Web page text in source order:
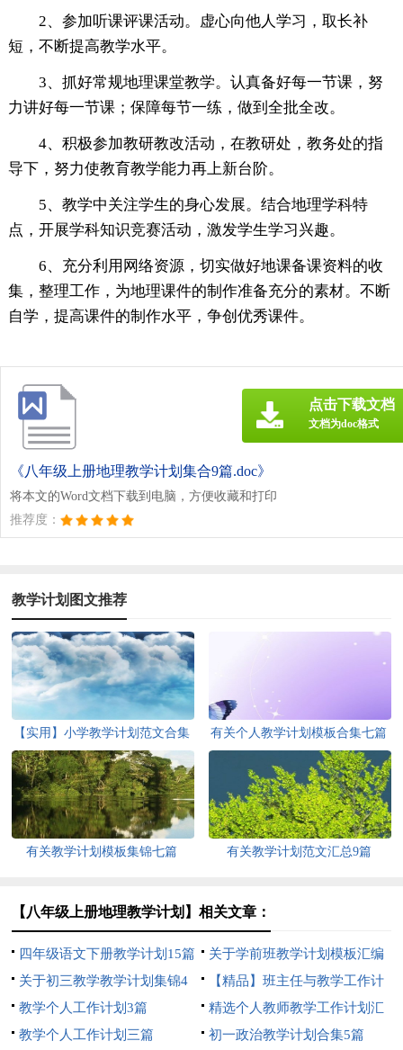
2、参加听课评课活动。虚心向他人学习，取长补
短，不断提高教学水平。
3、抓好常规地理课堂教学。认真备好每一节课，努
力讲好每一节课；保障每节一练，做到全批全改。
4、积极参加教研教改活动，在教研处，教务处的指
导下，努力使教育教学能力再上新台阶。
5、教学中关注学生的身心发展。结合地理学科特
点，开展学科知识竞赛活动，激发学生学习兴趣。
6、充分利用网络资源，切实做好地课备课资料的收
集，整理工作，为地理课件的制作准备充分的素材。不断
自学，提高课件的制作水平，争创优秀课件。
《八年级上册地理教学计划集合9篇.doc》
将本文的Word文档下载到电脑，方便收藏和打印
推荐度：
点击下载文档
文档为doc格式
教学计划图文推荐
【实用】小学教学计划范文合集
六篇
有关个人教学计划模板合集七篇
有关教学计划模板集锦七篇 有关教学计划范文汇总9篇
【八年级上册地理教学计划】相关文章：
四年级语文下册教学计划15篇
关于学前班教学计划模板汇编
8篇
关于初三教学教学计划集锦4
篇
【精品】班主任与教学工作计
划汇编9篇
教学个人工作计划3篇
精选个人教师教学工作计划汇
总5篇
教学个人工作计划三篇 初一政治教学计划合集5篇